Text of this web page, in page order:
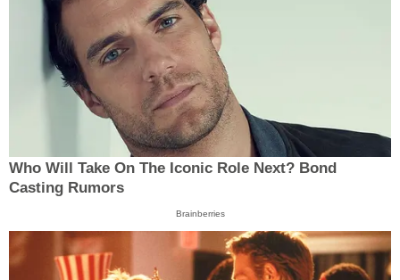
Who Will Take On The Iconic Role Next? Bond
Casting Rumors
Brainberries